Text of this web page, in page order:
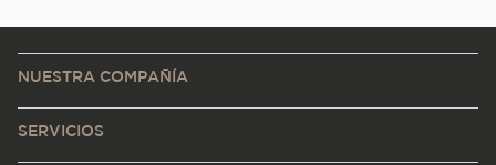
NUESTRA COMPAÑÍA
SERVICIOS